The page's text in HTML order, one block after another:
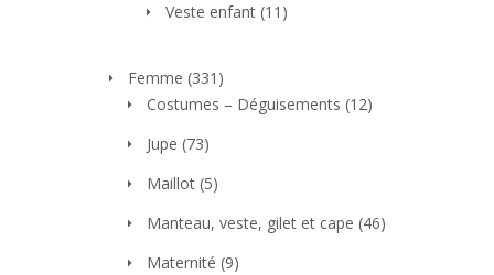
Veste enfant (11)
Femme (331)
Costumes – Déguisements (12)
Jupe (73)
Maillot (5)
Manteau, veste, gilet et cape (46)
Maternité (9)